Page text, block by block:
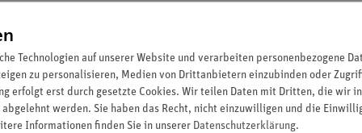
angelegt. Der Draht liegt in einem Wassertrog und erwärmt
die Lernenden die Umwandlung von elektrischer
auf.
um.
Technologien auf unserer Website und verarbeiten personenbezogene
zu personalisieren, Medien von Drittanbietern einzubinden oder
erfolgt erst durch gesetzte Cookies. Wir teilen Daten mit Dritten, die wir
werden. Sie haben das Recht, nicht einzuwilligen und die
Informationen finden Sie in unserer Daten­schutz­erklärung.